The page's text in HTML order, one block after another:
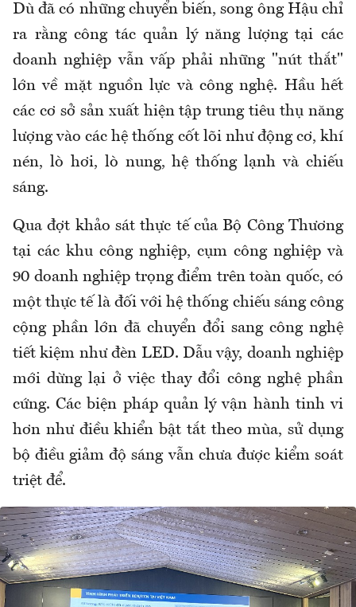
Dù đã có những chuyển biến, song ông Hậu chỉ
ra rằng công tác quản lý năng lượng tại các
doanh nghiệp vẫn vấp phải những "nút thắt"
lớn về mặt nguồn lực và công nghệ. Hầu hết
các cơ sở sản xuất hiện tập trung tiêu thụ năng
lượng vào các hệ thống cốt lõi như động cơ, khí
nén, lò hơi, lò nung, hệ thống lạnh và chiếu
sáng.
Qua đợt khảo sát thực tế của Bộ Công Thương
tại các khu công nghiệp, cụm công nghiệp và
90 doanh nghiệp trọng điểm trên toàn quốc, có
một thực tế là đối với hệ thống chiếu sáng công
cộng phần lớn đã chuyển đổi sang công nghệ
tiết kiệm như đèn LED. Dẫu vậy, doanh nghiệp
mới dừng lại ở việc thay đổi công nghệ phần
cứng. Các biện pháp quản lý vận hành tinh vi
hơn như điều khiển bật tắt theo mùa, sử dụng
bộ điều giảm độ sáng vẫn chưa được kiểm soát
triệt để.